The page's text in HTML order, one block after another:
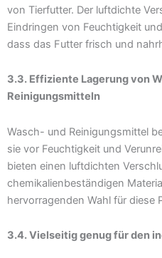
von Tierfutter. Der luftdichte
Eindringen von Feuchtigkeit
dass das Futter frisch und
3.3. Effiziente Lagerung von
Reinigungsmitteln
Wasch- und Reinigungsmittel
sie vor Feuchtigkeit und
bieten einen luftdichten
chemikalienbeständigen
hervorragenden Wahl für diese
3.4. Vielseitig genug für den